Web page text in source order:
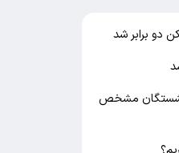
دو برابر شد
مشخص